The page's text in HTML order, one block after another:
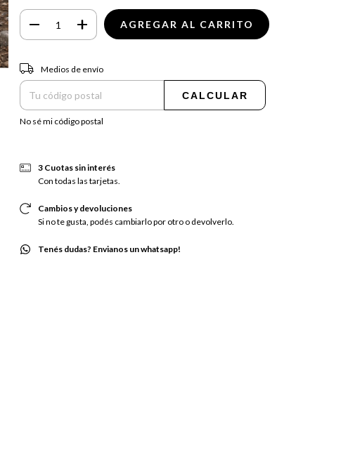
Entregas para el CP:
Medios de envío
CALCULAR
No sé mi código postal
3 Cuotas sin interés
Con todas las tarjetas.
Cambios y devoluciones
Si no te gusta, podés cambiarlo por otro o devolverlo.
Tenés dudas? Envianos un whatsapp!